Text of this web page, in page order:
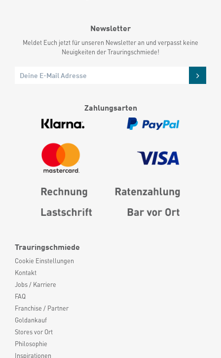
Trauringschmiede
Cookie Einstellungen
Kontakt
Jobs / Karriere
FAQ
Franchise / Partner
Goldankauf
Stores vor Ort
Philosophie
Inspirationen
Newsletter
Meldet Euch jetzt für unseren Newsletter an und verpasst keine
Neuigkeiten der Trauringschmiede!
Zahlungsarten